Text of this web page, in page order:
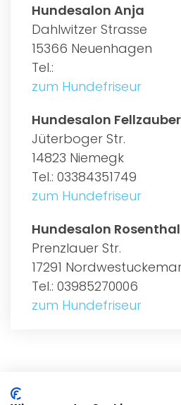
Hundesalon Anja
Dahlwitzer Strasse
15366 Neuenhagen
Tel.:
zum Hundefriseur
Hundesalon Fellzauber
Jüterboger Str.
14823 Niemegk
Tel.: 03384351749
zum Hundefriseur
Hundesalon Rosenthal
Prenzlauer Str.
17291
Tel.: 03985270006
zum Hundefriseur
ALLGEMEIN